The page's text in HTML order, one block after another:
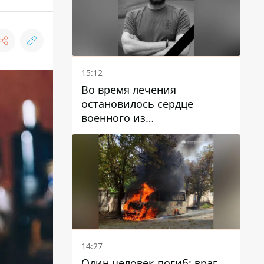
15:12
Во время лечения
остановилось сердце
военного из
Днепропетровской области
Ростислава Лупашко
14:27